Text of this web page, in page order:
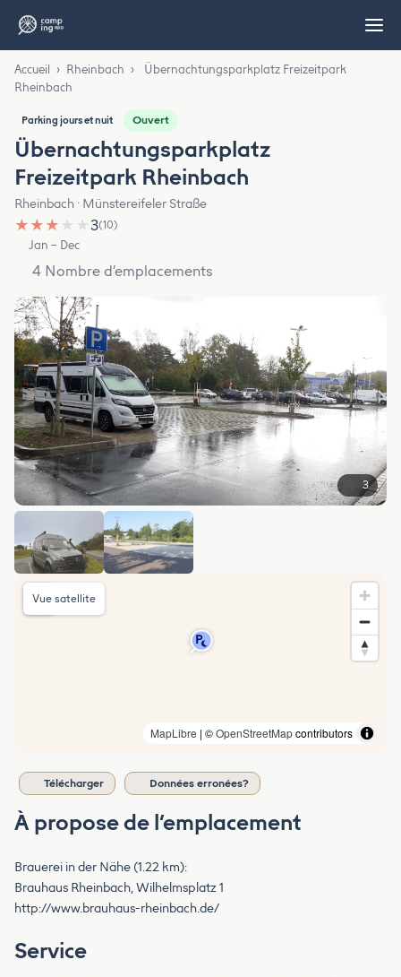
Accueil › Rheinbach ›
Übernachtungsparkplatz Freizeitpark
Rheinbach
Parking jours et nuit Ouvert
Übernachtungsparkplatz
Freizeitpark Rheinbach
Rheinbach · Münstereifeler Straße
★ ★ ★ ★ ★3(10)
Jan – Dec
4 Nombre d’emplacements
3
MapLibre | ©OpenStreetMapcontributors
Vue satellite
Télécharger Données erronées?
À propose de l’emplacement
Brauerei in der Nähe (1.22 km):
Brauhaus Rheinbach, Wilhelmsplatz 1
http://www.brauhaus-rheinbach.de/
Service